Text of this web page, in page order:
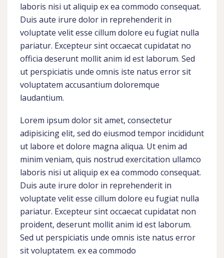
laboris nisi ut aliquip ex ea commodo consequat.
Duis aute irure dolor in reprehenderit in
voluptate velit esse cillum dolore eu fugiat nulla
pariatur. Excepteur sint occaecat cupidatat no
officia deserunt mollit anim id est laborum. Sed
ut perspiciatis unde omnis iste natus error sit
voluptatem accusantium doloremque
laudantium.
Lorem ipsum dolor sit amet, consectetur
adipisicing elit, sed do eiusmod tempor incididunt
ut labore et dolore magna aliqua. Ut enim ad
minim veniam, quis nostrud exercitation ullamco
laboris nisi ut aliquip ex ea commodo consequat.
Duis aute irure dolor in reprehenderit in
voluptate velit esse cillum dolore eu fugiat nulla
pariatur. Excepteur sint occaecat cupidatat non
proident, deserunt mollit anim id est laborum.
Sed ut perspiciatis unde omnis iste natus error
sit voluptatem. ex ea commodo